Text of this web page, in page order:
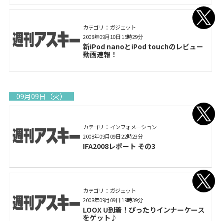
カテゴリ： ガジェット
新iPod nanoとiPod touchのレビュー
動画速報！
2008年09月10日 15時29分
09月09日（火）
カテゴリ： インフォメーション
IFA2008レポート その3
2008年09月09日 22時23分
カテゴリ： ガジェット
LOOX U到着！ぴったりインナーケース
をゲット♪
2008年09月09日 19時39分